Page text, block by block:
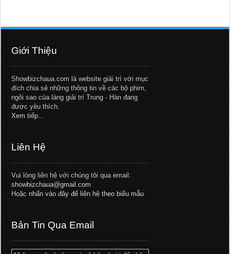
Giới Thiệu
Showbizchaua.com là website giải trí với mục
đích chia sẻ những thông tin về các bộ phim,
ngôi sao của làng giải trí Trung - Hàn đang
được yêu thích.
Xem tiếp...
Liên Hệ
Vui lòng liên hệ với chúng tôi qua email:
showbizchaua@gmail.com
Hoặc nhấn vào đây để liên hệ theo biểu mẫu
Bản Tin Qua Email